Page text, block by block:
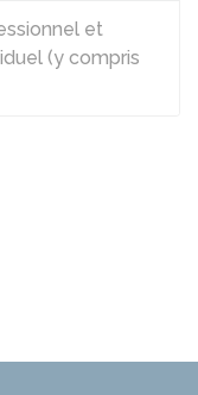
et
(y compris